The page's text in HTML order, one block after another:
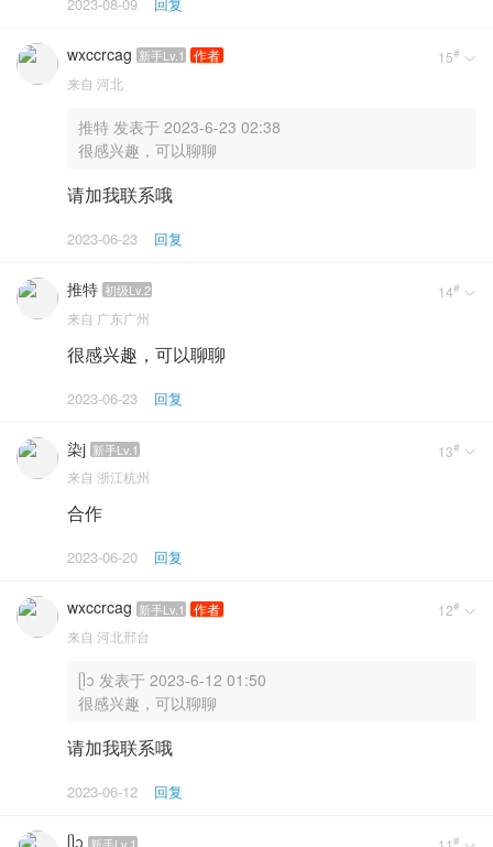
wxccrcag 新手Lv.1 作者 15# 
来自 河北
推特 发表于 2023-6-23 02:38
很感兴趣，可以聊聊
请加我联系哦
2023-06-23 回复
推特 初级Lv.2 14# 
来自 广东广州
很感兴趣，可以聊聊
2023-06-23 回复
染j 新手Lv.1 13# 
来自 浙江杭州
合作
2023-06-20 回复
wxccrcag 新手Lv.1 作者 12# 
来自 河北邢台
ᥫᩣㅤㅤㅤㅤㅤ 发表于 2023-6-12 01:50
很感兴趣，可以聊聊
请加我联系哦
2023-06-12 回复
ᥫᩣㅤㅤㅤㅤㅤ 新手Lv.1 #